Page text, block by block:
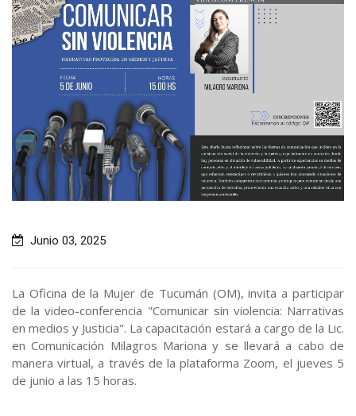
Junio 03, 2025
La Oficina de la Mujer de Tucumán (OM), invita a participar
de la video-conferencia "Comunicar sin violencia: Narrativas
en medios y Justicia". La capacitación estará a cargo de la Lic.
en Comunicación Milagros Mariona y se llevará a cabo de
manera virtual, a través de la plataforma Zoom, el jueves 5
de junio a las 15 horas.